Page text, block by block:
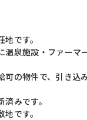
です。
温泉施設・ファーマ
可の物件で、引き込
みです。
です。